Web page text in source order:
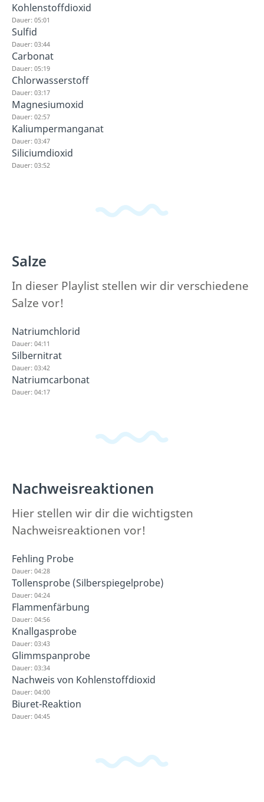
Kohlenstoffdioxid
Dauer: 05:01
Sulfid
Dauer: 03:44
Carbonat
Dauer: 05:19
Chlorwasserstoff
Dauer: 03:17
Magnesiumoxid
Dauer: 02:57
Kaliumpermanganat
Dauer: 03:47
Siliciumdioxid
Dauer: 03:52
Salze
In dieser Playlist stellen wir dir verschiedene
Salze vor!
Natriumchlorid
Dauer: 04:11
Silbernitrat
Dauer: 03:42
Natriumcarbonat
Dauer: 04:17
Nachweisreaktionen
Hier stellen wir dir die wichtigsten
Nachweisreaktionen vor!
Fehling Probe
Dauer: 04:28
Tollensprobe (Silberspiegelprobe)
Dauer: 04:24
Flammenfärbung
Dauer: 04:56
Knallgasprobe
Dauer: 03:43
Glimmspanprobe
Dauer: 03:34
Nachweis von Kohlenstoffdioxid
Dauer: 04:00
Biuret-Reaktion
Dauer: 04:45